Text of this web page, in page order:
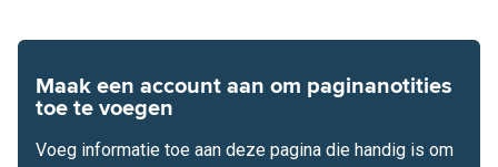
Maak een account aan om paginanotities
toe te voegen
Voeg informatie toe aan deze pagina die handig is om